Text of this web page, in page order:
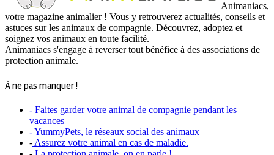
Animaniacs,
votre magazine animalier ! Vous y retrouverez actualités, conseils et
astuces sur les animaux de compagnie. Découvrez, adoptez et
soignez vos animaux en toute facilité.
Animaniacs s'engage à reverser tout bénéfice à des associations de
protection animale.
À ne pas manquer !
- Faites garder votre animal de compagnie pendant les
vacances
- YummyPets, le réseaux social des animaux
- Assurez votre animal en cas de maladie.